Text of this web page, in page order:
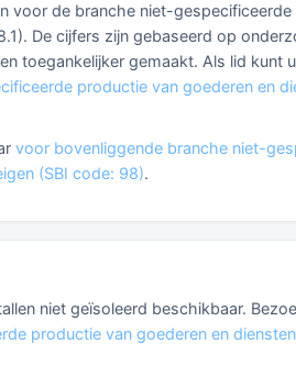
voor de branche niet-
De cijfers zijn gebaseerd op
toegankelijker gemaakt. Als lid kunt
productie van goederen en
voor bovenliggende branche niet-
(SBI code: 98).
niet geïsoleerd beschikbaar.
productie van goederen en